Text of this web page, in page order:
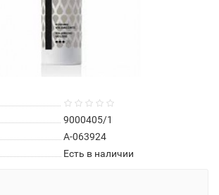
9000405/1
А-063924
Есть в наличии